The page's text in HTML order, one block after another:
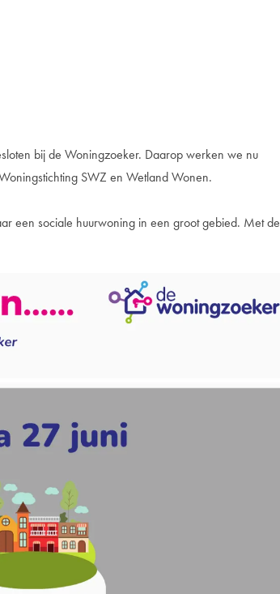
bij de Woningzoeker. Daarop werken we nu
SWZ en Wetland Wonen.
een sociale huurwoning in een groot gebied. Met de